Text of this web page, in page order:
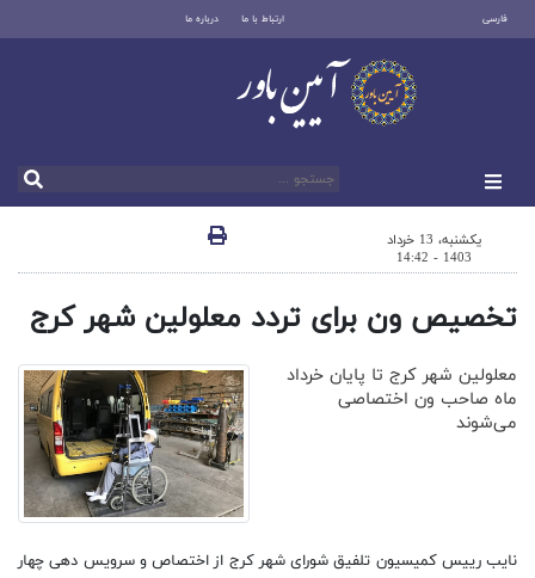
فارسی ارتباط با ما درباره ما
یکشنبه، 13 خرداد
1403 - 14:42
تخصیص ون برای تردد معلولین شهر کرج
معلولین شهر کرج تا پایان خرداد
ماه صاحب ون اختصاصی
می‌شوند
نایب رییس کمیسیون تلفیق شورای شهر کرج از اختصاص و سرویس دهی چهار